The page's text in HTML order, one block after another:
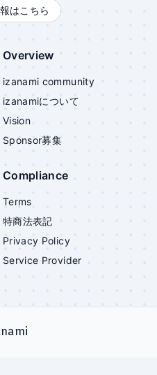
はこちら
Overview
izanami community
izanamiについて
Vision
Sponsor募集
Compliance
Terms
特商法表記
Privacy Policy
Service Provider